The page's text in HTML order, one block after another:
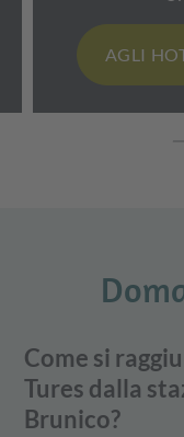
AGLI
Come si
Tures dalla
Brunico?